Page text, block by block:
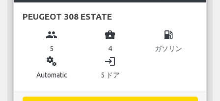
PEUGEOT 308 ESTATE
group
5
business_center
4
local_gas_station
ガソリン
miscellaneous_services
Automatic
login
5 ドア